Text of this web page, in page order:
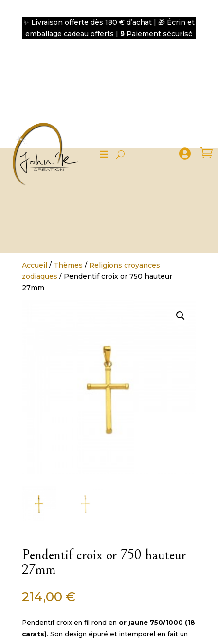
✨ Livraison offerte dès 180 € d’achat | 🎁 Écrin et
emballage cadeau offerts | 🔒 Paiement sécurisé
 
Accueil / Thèmes / Religions croyances
zodiaques / Pendentif croix or 750 hauteur
27mm
Pendentif croix or 750 hauteur
27mm
214,00 €
Pendentif croix en fil rond en or jaune 750/1000 (18
carats). Son design épuré et intemporel en fait un